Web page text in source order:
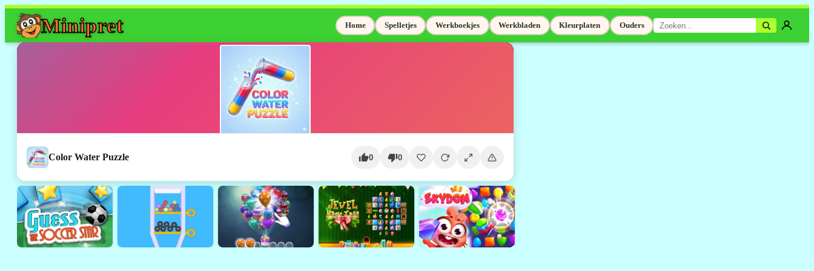
Minipret Home Spelletjes Werkboekjes Werkbladen Kleurplaten Ouders
Color Water Puzzle 0 0